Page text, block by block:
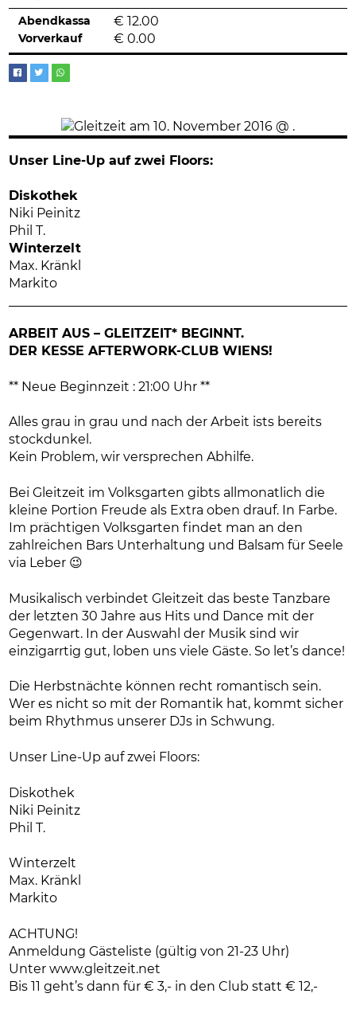
Abendkassa € 12.00
Vorverkauf € 0.00
Unser Line-Up auf zwei Floors:
Diskothek
Niki Peinitz
Phil T.
Winterzelt
Max. Kränkl
Markito
ARBEIT AUS – GLEITZEIT* BEGINNT.
DER KESSE AFTERWORK-CLUB WIENS!
** Neue Beginnzeit : 21:00 Uhr **
Alles grau in grau und nach der Arbeit ists bereits
stockdunkel.
Kein Problem, wir versprechen Abhilfe.
Bei Gleitzeit im Volksgarten gibts allmonatlich die
kleine Portion Freude als Extra oben drauf. In Farbe.
Im prächtigen Volksgarten findet man an den
zahlreichen Bars Unterhaltung und Balsam für Seele
via Leber 😉
Musikalisch verbindet Gleitzeit das beste Tanzbare
der letzten 30 Jahre aus Hits und Dance mit der
Gegenwart. In der Auswahl der Musik sind wir
einzigarrtig gut, loben uns viele Gäste. So let’s dance!
Die Herbstnächte können recht romantisch sein.
Wer es nicht so mit der Romantik hat, kommt sicher
beim Rhythmus unserer DJs in Schwung.
Unser Line-Up auf zwei Floors:
Diskothek
Niki Peinitz
Phil T.
Winterzelt
Max. Kränkl
Markito
ACHTUNG!
Anmeldung Gästeliste (gültig von 21-23 Uhr)
Unter www.gleitzeit.net
Bis 11 geht’s dann für € 3,- in den Club statt € 12,-